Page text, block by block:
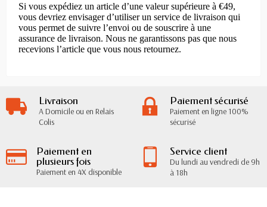
Si vous expédiez un article d’une valeur supérieure à €49,
vous devriez envisager d’utiliser un service de livraison qui
vous permet de suivre l’envoi ou de souscrire à une
assurance de livraison. Nous ne garantissons pas que nous
recevions l’article que vous nous retournez.
Livraison
A Domicile ou en Relais
Colis
Paiement sécurisé
Paiement en ligne 100%
sécurisé
Paiement en
plusieurs fois
Paiement en 4X disponible
Service client
Du lundi au vendredi de 9h
à 18h